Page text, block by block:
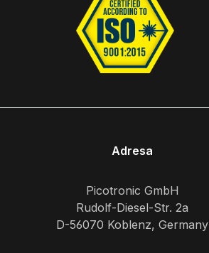
Adresa
Picotronic GmbH
Rudolf-Diesel-Str. 2a
D-56070 Koblenz, Germany